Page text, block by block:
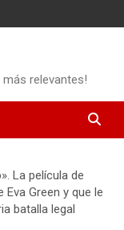
relevantes!
La película de
Green y que le
batalla legal